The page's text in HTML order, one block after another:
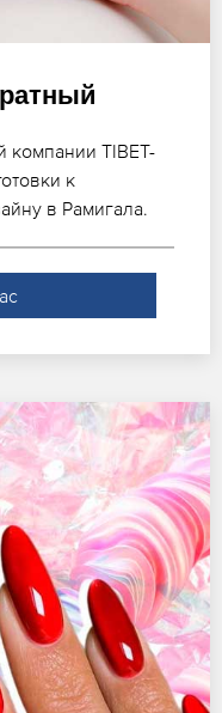
компании TIBET-
к
в Рамигала.